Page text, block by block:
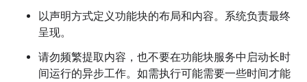
以声明方式定义功能块的布局和内容。系统负责最终
呈现。
请勿频繁提取内容，也不要在功能块服务中启动长时
间运行的异步工作。如需执行可能需要一些时间才能